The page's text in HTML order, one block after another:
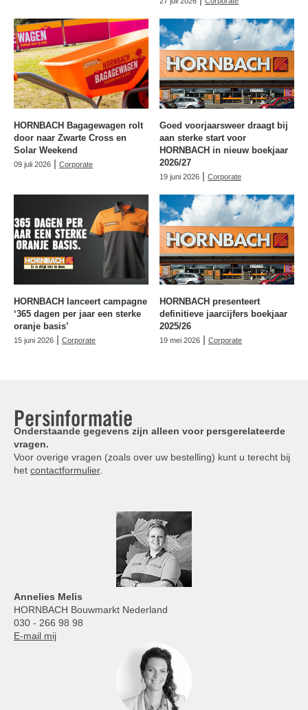
HORNBACH Bagagewagen rolt
door naar Zwarte Cross en
Solar Weekend
09 juli 2026 | Corporate
Goed voorjaarsweer draagt bij
aan sterke start voor
HORNBACH in nieuw boekjaar
2026/27
19 juni 2026 | Corporate
HORNBACH lanceert campagne
‘365 dagen per jaar een sterke
oranje basis’
15 juni 2026 | Corporate
HORNBACH presenteert
definitieve jaarcijfers boekjaar
2025/26
19 mei 2026 | Corporate
Persinformatie
Onderstaande gegevens zijn alleen voor persgerelateerde
vragen.
Voor overige vragen (zoals over uw bestelling) kunt u terecht bij
het contactformulier.
Annelies Melis
HORNBACH Bouwmarkt Nederland
030 - 266 98 98
E-mail mij